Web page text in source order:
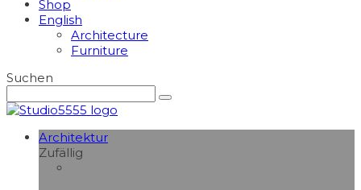
Shop
English
Architecture
Furniture
Suchen
Architektur
Zufällig